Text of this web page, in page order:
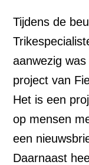
Tijdens de
aanwezig
project van
Het is een
op mensen
een
Daarnaast